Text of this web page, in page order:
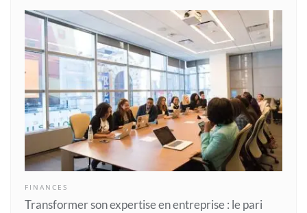
FINANCES
Transformer son expertise en entreprise : le pari